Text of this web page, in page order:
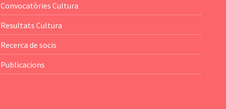
Convocatòries Cultura
Resultats Cultura
Recerca de socis
Publicacions